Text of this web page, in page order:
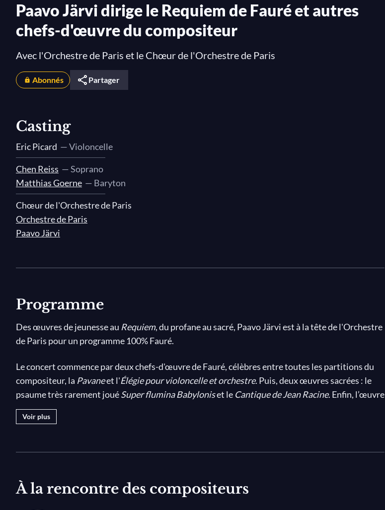
Paavo Järvi dirige le Requiem de Fauré et autres
chefs-d'œuvre du compositeur
Avec l'Orchestre de Paris et le Chœur de l'Orchestre de Paris
Abonnés Partager
Casting
Eric Picard — Violoncelle
Chen Reiss — Soprano
Matthias Goerne — Baryton
Chœur de l'Orchestre de Paris
Orchestre de Paris
Paavo Järvi
Programme
Des œuvres de jeunesse au Requiem, du profane au sacré, Paavo Järvi est à la tête de l'Orchestre
de Paris pour un programme 100% Fauré.
Le concert commence par deux chefs-d'œuvre de Fauré, célèbres entre toutes les partitions du
compositeur, la Pavaneet l'Élégie pour violoncelle et orchestre. Puis, deux œuvres sacrées : le
psaume très rarement jouéSuper flumina Babyloniset le Cantique de Jean Racine. Enfin, l’œuvre
centrale de ce programme est sans aucun doute le profond et gracieux Requiem de Fauré. Il en
dit d’ailleurs ceci : « Mon
heureuse, une aspiration au bonheur d’au-delà, plutôt que comme un passage douloureux. »
Goerne, la soprano Chen Reiss, le violoncelliste Eric Picard et le violoniste Philippe Aïche dans
Voir plus
À la rencontre des compositeurs